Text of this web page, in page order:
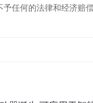
任何的法律和经济赔